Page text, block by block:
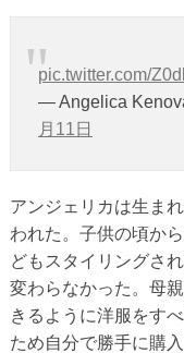
pic.twitter.com/
— Angelica
月11日
アンジェリカは生ま
われた。子供の頃か
どもスタイリングさ
変わらなかった。母
きるように洋服をす
ため自分で勝手に購